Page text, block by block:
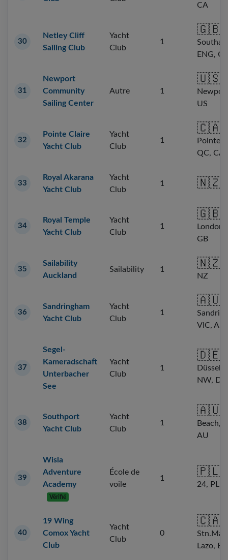
CA
30
Netley Cliff
Sailing Club
Yacht
Club
1
🇬🇧
ENG,
31
Newport
Community
Sailing Center
Autre 1
🇺🇸
US
32
Pointe Claire
Yacht Club
Yacht
Club
1
🇨🇦
Pointe-
QC, CA
33
Royal Akarana
Yacht Club
Yacht
Club
1 🇳🇿
34
Royal Temple
Yacht Club
Yacht
Club
1
🇬🇧
London,
GB
35
Sailability
Auckland
Sailability 1 🇳🇿
NZ
36
Sandringham
Yacht Club
Yacht
Club
1
🇦🇺
VIC, AU
37
Segel-
Kameradschaft
Unterbacher
See
Yacht
Club
1
🇩🇪
NW, DE
38
Southport
Yacht Club
Yacht
Club
1
🇦🇺
Beach,
AU
39
Wisla
Adventure
Academy
Vérifié
École de
voile
1
🇵🇱
24, PL
40
19 Wing
Comox Yacht
Club
Yacht
Club
0
🇨🇦
Lazo,